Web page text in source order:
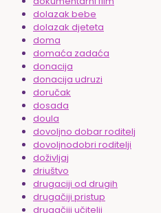
dolazak bebe
dolazak djeteta
doma
domaća zadaća
donacija
donacija udruzi
doručak
dosada
doula
dovoljno dobar roditelj
dovoljnodobri roditelji
doživljaj
driuštvo
drugaciji od drugih
drugačiji pristup
drugačiji učitelji